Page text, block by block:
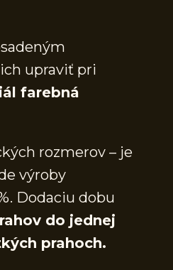
upraviť pri
farebná
rozmerov – je
výroby
Dodaciu dobu
do jednej
prahoch.